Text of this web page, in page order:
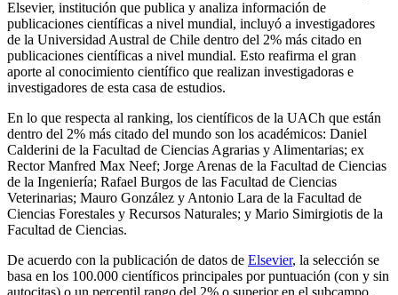
Elsevier, institución que publica y analiza información de
publicaciones científicas a nivel mundial, incluyó a investigadores
de la Universidad Austral de Chile dentro del 2% más citado en
publicaciones científicas a nivel mundial. Esto reafirma el gran
aporte al conocimiento científico que realizan investigadoras e
investigadores de esta casa de estudios.
En lo que respecta al ranking, los científicos de la UACh que están
dentro del 2% más citado del mundo son los académicos: Daniel
Calderini de la Facultad de Ciencias Agrarias y Alimentarias; ex
Rector Manfred Max Neef; Jorge Arenas de la Facultad de Ciencias
de la Ingeniería; Rafael Burgos de las Facultad de Ciencias
Veterinarias; Mauro González y Antonio Lara de la Facultad de
Ciencias Forestales y Recursos Naturales; y Mario Simirgiotis de la
Facultad de Ciencias.
De acuerdo con la publicación de datos de Elsevier, la selección se
basa en los 100.000 científicos principales por puntuación (con y sin
autocitas) o un percentil rango del 2% o superior en el subcampo.